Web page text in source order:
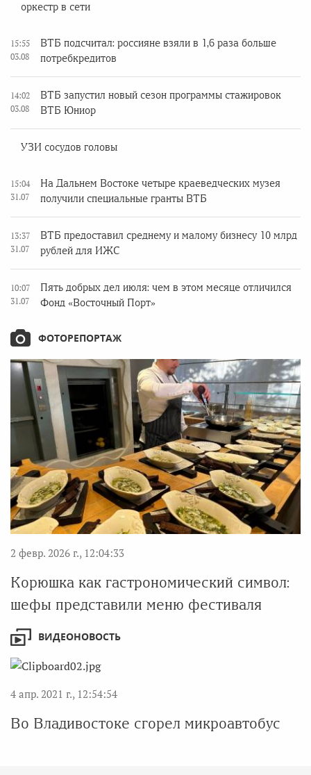
оркестр в сети
15:55
03.08
ВТБ подсчитал: россияне взяли в 1,6 раза больше
потребкредитов
14:02
03.08
ВТБ запустил новый сезон программы стажировок
ВТБ Юниор
УЗИ сосудов головы
15:04
31.07
На Дальнем Востоке четыре краеведческих музея
получили специальные гранты ВТБ
13:37
31.07
ВТБ предоставил среднему и малому бизнесу 10 млрд
рублей для ИЖС
10:07
31.07
Пять добрых дел июля: чем в этом месяце отличился
Фонд «Восточный Порт»
ФОТОРЕПОРТАЖ
2 февр. 2026 г., 12:04:33
Корюшка как гастрономический символ:
шефы представили меню фестиваля
ВИДЕОНОВОСТЬ
4 апр. 2021 г., 12:54:54
Во Владивостоке сгорел микроавтобус